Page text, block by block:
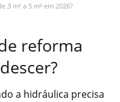
m² a 5 m² em 2026?
reforma
a hidráulica precisa